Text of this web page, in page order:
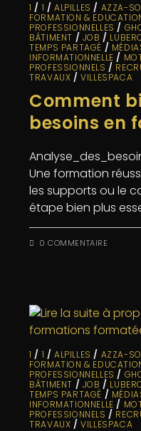
1 / 1 /ALPILLES / AZZA-
FORMATION &
PROFESSIONNELLES /
BÂTIMENT / JOB /
TEMPS PARTAGÉ /
INFORMATIONNELLE /
PROFESSIONNELS /
TRAVAUX /VILLESPACA
Comment
besoins en
Une formation
les supports ou le
étape bien plus
0 COMMENTAIRE
1 / 1 /ALPILLES / AZZA-
FORMATION &
PROFESSIONNELLES /
BÂTIMENT / JOB /
TEMPS PARTAGÉ /
INFORMATIONNELLE /
PROFESSIONNELS /
TRAVAUX /VILLESPACA